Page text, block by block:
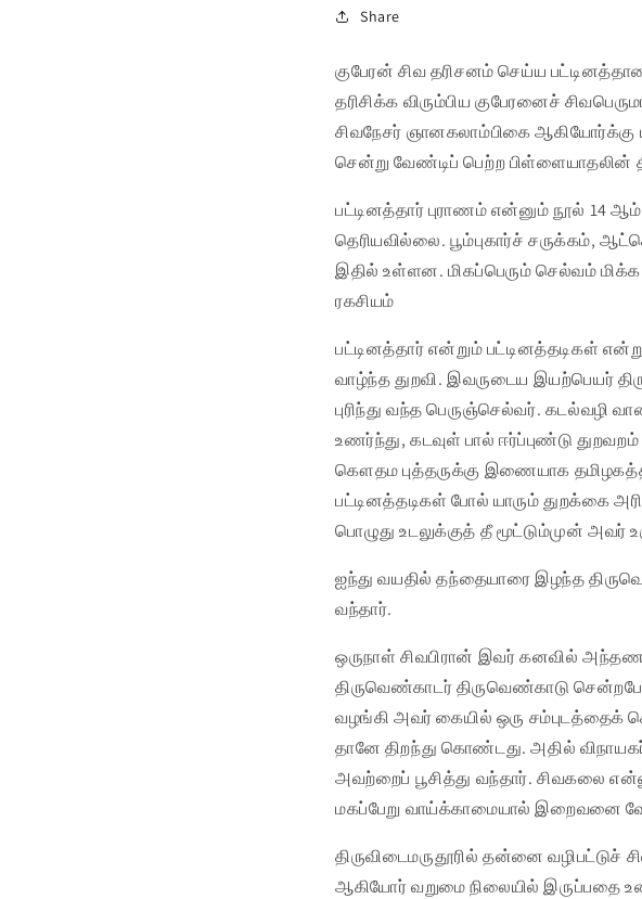
Share
குபேரன் சிவ தரிசனம் செய்ய
தரிசிக்க விரும்பிய குபேரனைச்
சிவநேசர் ஞானகலாம்பிகை ஆகியோர்க்கு
சென்று வேண்டிப் பெற்ற பிள்ளையாதலின்
பட்டினத்தார் புராணம் என்னும் நூல் 14
தெரியவில்லை. பூம்புகார்ச் சருக்கம்,
இதில் உள்ளன. மிகப்பெரும் செல்வம் மிக்க
ரகசியம்
பட்டினத்தார் என்றும் பட்டினத்தடிகள்
வாழ்ந்த துறவி. இவருடைய இயற்பெயர்
புரிந்து வந்த பெருஞ்செல்வர். கடல்வழி
உணர்ந்து, கடவுள் பால் ஈர்ப்புண்டு
கௌதம புத்தருக்கு இணையாக
பட்டினத்தடிகள் போல் யாரும் துறக்கை
பொழுது உடலுக்குத் தீ மூட்டும்முன் அவர்
ஐந்து வயதில் தந்தையாரை இழந்த
வந்தார்.
ஒருநாள் சிவபிரான் இவர் கனவில்
திருவெண்காடர் திருவெண்காடு
வழங்கி அவர் கையில் ஒரு சம்புடத்தைக்
தானே திறந்து கொண்டது. அதில்
அவற்றைப் பூசித்து வந்தார். சிவகலை
மகப்பேறு வாய்க்காமையால் இறைவனை
திருவிடைமருதூரில் தன்னை
ஆகியோர் வறுமை நிலையில் இருப்பதை